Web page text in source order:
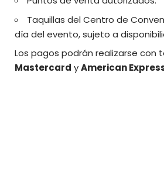
Taquillas del Centro de
día del evento, sujeto a
Los pagos podrán realizarse con
Mastercard yAmerican